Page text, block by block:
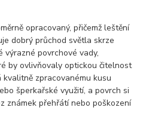
opracovaný, přičemž leštění
dobrý průchod světla skrze
výrazné povrchové vady,
by ovlivňovaly optickou čitelnost
zpracovanému kusu
šperkařské využití, a povrch si
známek přehřátí nebo poškození